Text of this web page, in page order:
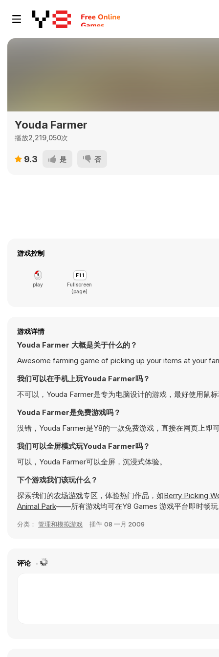
Youda Farmer
播放2,219,050次
9.3 是 否
游戏控制
play
Fullscreen
(page)
游戏详情
Youda Farmer 大概是关于什么的？
Awesome farming game of picking up your items at your
我们可以在手机上玩Youda Farmer吗？
不可以，Youda Farmer是专为电脑设计的游戏，最好使用鼠
Youda Farmer是免费游戏吗？
没错，Youda Farmer是Y8的一款免费游戏，直接在网页上即
我们可以全屏模式玩Youda Farmer吗？
可以，Youda Farmer可以全屏，沉浸式体验。
下个游戏我们该玩什么？
探索我们的农场游戏专区，体验热门作品，如Berry Picking
Animal Park——所有游戏均可在Y8 Games 游戏平台即时畅
分类： 管理和模拟游戏 插件 08 一月 2009
评论